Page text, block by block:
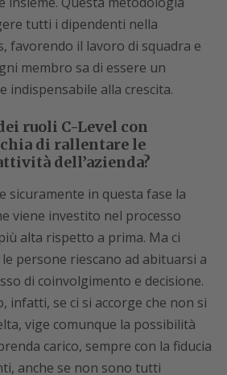
tutti i dipendenti nella
favorendo il lavoro di squadra e
membro sa di essere un
indispensabile alla crescita.
ruoli C-Level con
di rallentare le
dell’azienda?
sicuramente in questa fase la
viene investito nel processo
alta rispetto a prima. Ma ci
persone riescano ad abituarsi a
di coinvolgimento e decisione.
infatti, se ci si accorge che non si
vige comunque la possibilità
carico, sempre con la fiducia
anche se non sono tutti